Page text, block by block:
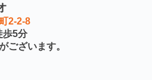
2-2-8
歩5分
ございます。